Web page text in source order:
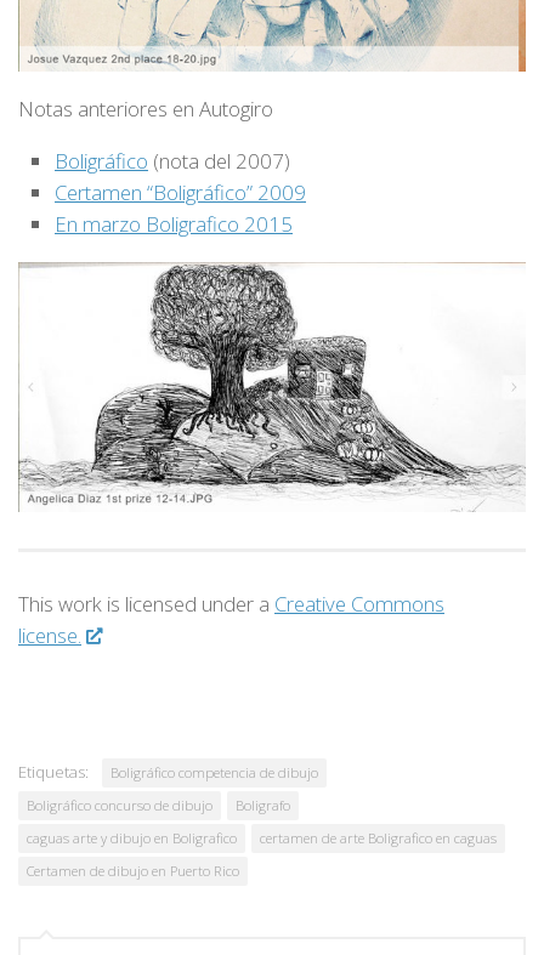
Notas anteriores en Autogiro
Boligráfico (nota del 2007)
Certamen “Boligráfico” 2009
En marzo Boligrafico 2015
This work is licensed under a Creative Commons
license.
Etiquetas:
Boligráfico competencia de dibujo
Boligráfico concurso de dibujo
Boligrafo
caguas arte y dibujo en Boligrafico
certamen de arte Boligrafico en caguas
Certamen de dibujo en Puerto Rico